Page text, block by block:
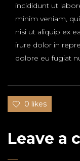
incididunt ut
minim veniam,
nisi ut aliquip ex
irure dolor in
dolore eu fugiat
0 likes
Leave a